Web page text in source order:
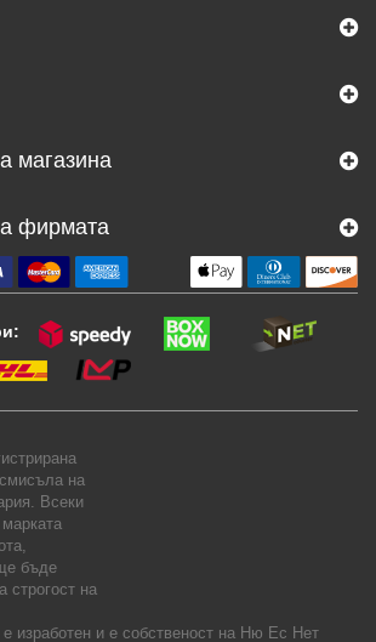
магазина
фирмата
на
Всеки
бъде
строгост на
изработен и е собственост на Ню Ес Нет